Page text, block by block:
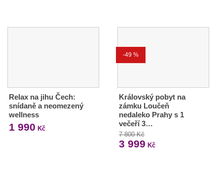
Relax na jihu Čech:
snídaně a neomezený
wellness
1 990 Kč
-49 %
Královský pobyt na
zámku Loučeň
nedaleko Prahy s 1
večeří 3…
7 800 Kč
3 999 Kč